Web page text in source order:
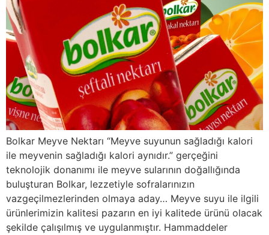
Bolkar Meyve Nektarı “Meyve suyunun sağladığı kalori
ile meyvenin sağladığı kalori aynıdır.” gerçeğini
teknolojik donanımı ile meyve sularının doğallığında
buluşturan Bolkar, lezzetiyle sofralarınızın
vazgeçilmezlerinden olmaya aday… Meyve suyu ile ilgili
ürünlerimizin kalitesi pazarın en iyi kalitede ürünü olacak
şekilde çalışılmış ve uygulanmıştır. Hammaddeler